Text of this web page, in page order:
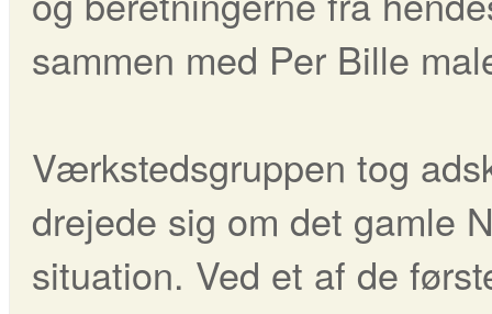
sammen med Per Bille
Værkstedsgruppen tog
drejede sig om det gamle
situation. Ved et af de